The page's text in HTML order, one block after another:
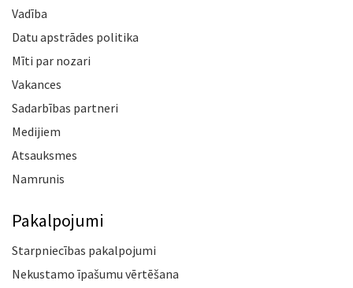
Vadība
Datu apstrādes politika
Mīti par nozari
Vakances
Sadarbības partneri
Medijiem
Atsauksmes
Namrunis
Pakalpojumi
Starpniecības pakalpojumi
Nekustamo īpašumu vērtēšana